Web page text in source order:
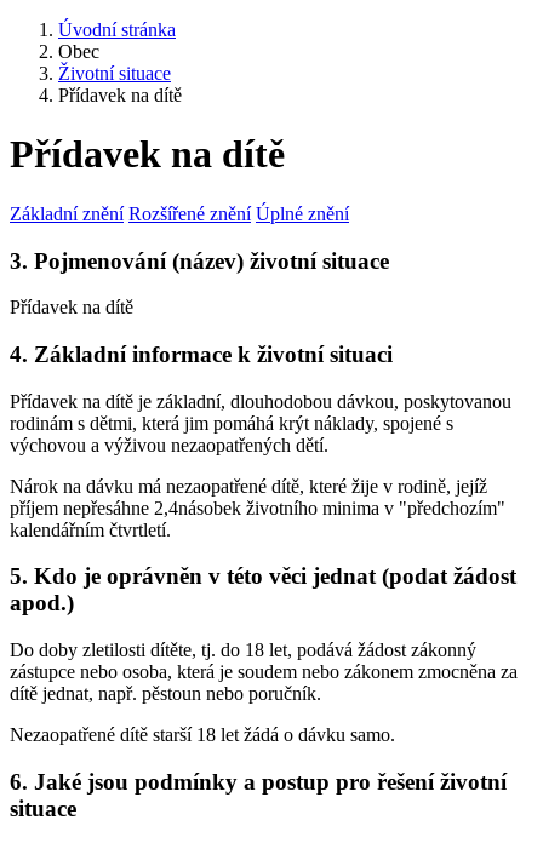
Úvodní stránka
Obec
Životní situace
Přídavek na dítě
Přídavek na dítě
Základní znění Rozšířené znění Úplné znění
3. Pojmenování (název) životní situace
Přídavek na dítě
4. Základní informace k životní situaci
Přídavek na dítě je základní, dlouhodobou dávkou, poskytovanou
rodinám s dětmi, která jim pomáhá krýt náklady, spojené s
výchovou a výživou nezaopatřených dětí.
Nárok na dávku má nezaopatřené dítě, které žije v rodině, jejíž
příjem nepřesáhne 2,4násobek životního minima v "předchozím"
kalendářním čtvrtletí.
5. Kdo je oprávněn v této věci jednat (podat žádost
apod.)
Do doby zletilosti dítěte, tj. do 18 let, podává žádost zákonný
zástupce nebo osoba, která je soudem nebo zákonem zmocněna za
dítě jednat, např. pěstoun nebo poručník.
Nezaopatřené dítě starší 18 let žádá o dávku samo.
6. Jaké jsou podmínky a postup pro řešení životní
situace